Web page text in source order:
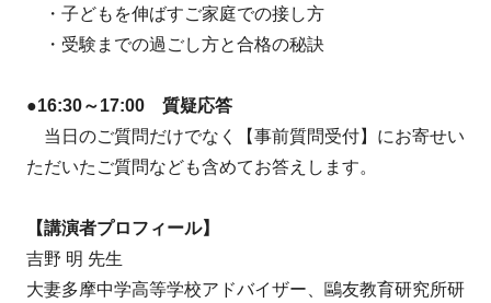
・子どもを伸ばすご家庭での接し方
・受験までの過ごし方と合格の秘訣
●16:30～17:00 質疑応答
当日のご質問だけでなく【事前質問受付】にお寄せい
ただいたご質問なども含めてお答えします。
【講演者プロフィール】
吉野 明 先生
大妻多摩中学高等学校アドバイザー、鷗友教育研究所研